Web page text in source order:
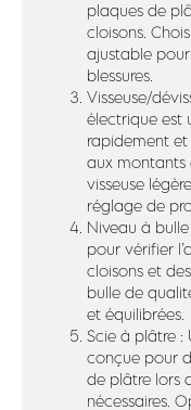
plaques de
cloisons.
ajustable
blessures.
Visseuse/
électrique est
rapidement
aux montants
visseuse
réglage de
Niveau à bulle
pour vérifier
cloisons et
bulle de
et équilibrées.
Scie à plâtre :
conçue pour
de plâtre lors
nécessaires.